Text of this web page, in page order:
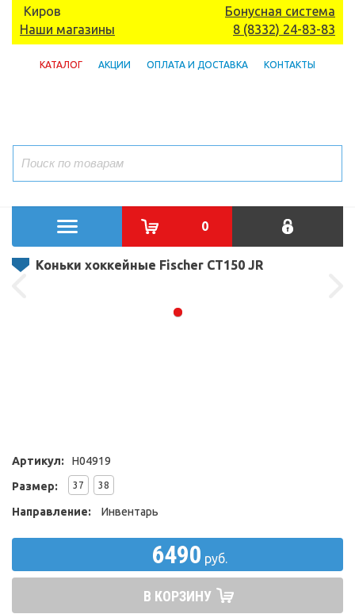
Киров
Наши магазины
Бонусная система
8 (8332) 24-83-83
КАТАЛОГ АКЦИИ ОПЛАТА И ДОСТАВКА КОНТАКТЫ
0
Коньки хоккейные Fischer CT150 JR
Артикул:
H04919
Размер:
37 38
Направление: Инвентарь
6490 руб.
В КОРЗИНУ